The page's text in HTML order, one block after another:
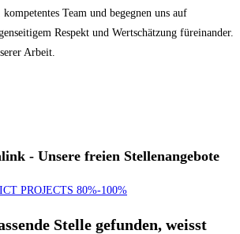
Team und begegnen uns auf
Respekt und Wertschätzung füreinander.
Arbeit.
- Unsere freien Stellen­angebote
PROJECTS 80%-100%
Stelle gefunden, weisst